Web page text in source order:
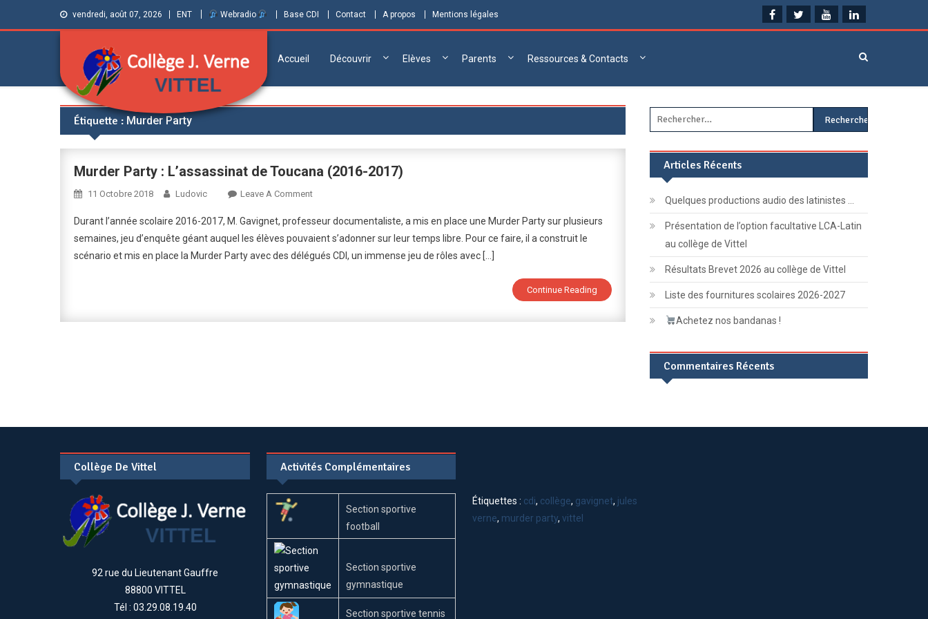
vendredi, août 07, 2026 ENT Webradio Base CDI Contact A propos Mentions légales
Collège Jules
Verne de Vittel
(Vosges)
Informations et ressources pour élèves,
parents et personnels
Accueil Découvrir Elèves Parents Ressources & Contacts
Étiquette : Murder Party
Murder Party : L’assassinat de Toucana (2016-2017)
11 Octobre 2018 Ludovic Leave A CommentOn
Party
:
L’assassinat
Durant l’année scolaire 2016-2017, M. Gavignet, professeur documentaliste, a mis en place une Murder Party sur plusieurs
semaines, jeu d’enquête géant auquel les élèves pouvaient s’adonner sur leur temps libre. Pour ce faire, il a construit le
scénario et mis en place la Murder Party avec des délégués CDI, un immense jeu de rôles avec […]
Continue Reading
Rechercher :
Articles Récents
Quelques productions audio des latinistes …
Présentation de l’option facultative LCA-Latin
au collège de Vittel
Résultats Brevet 2026 au collège de Vittel
Liste des fournitures scolaires 2026-2027
Achetez nos bandanas !
Commentaires Récents
Collège De Vittel
92 rue du Lieutenant Gauffre
88800 VITTEL
Tél : 03.29.08.19.40
Activités Complémentaires
Section sportive
football
Section sportive
gymnastique
Section sportive tennis
Étiquettes : cdi, collège, gavignet, jules
verne, murder party,vittel